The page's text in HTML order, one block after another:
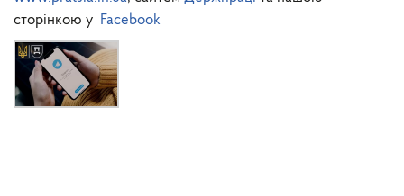
сторінкою у Facebook